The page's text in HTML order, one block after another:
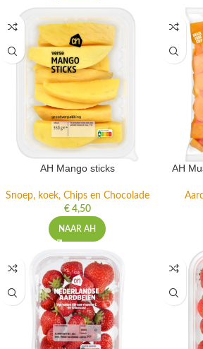
AH Mango sticks
Snoep, koek, Chips en Chocolade
€4,50
NAAR AH
AH